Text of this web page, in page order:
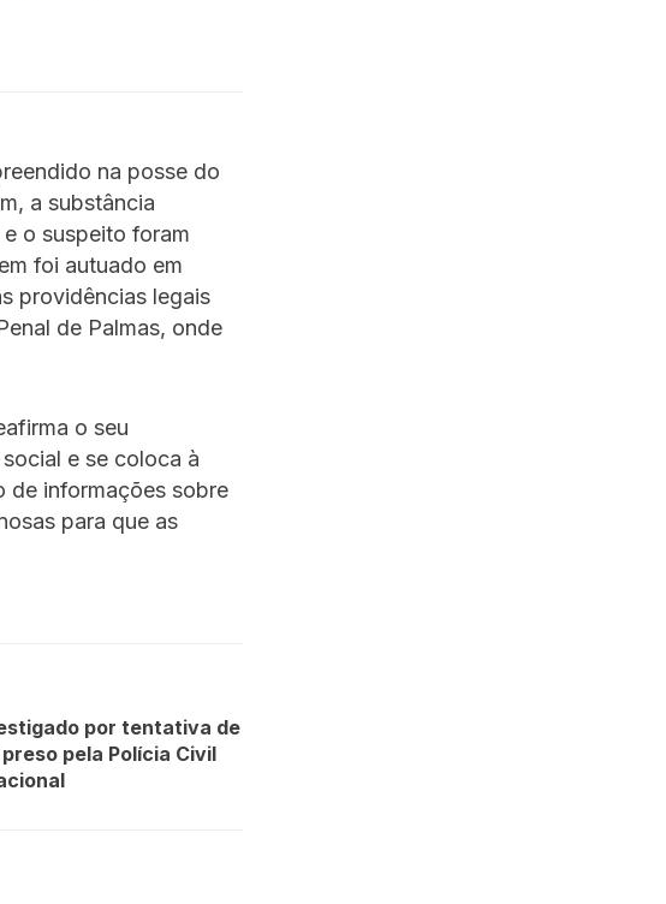
na posse do
a substância
o suspeito foram
foi autuado em
providências legais
de Palmas, onde
o seu
e se coloca à
de informações sobre
para que as
por tentativa de
pela Polícia Civil